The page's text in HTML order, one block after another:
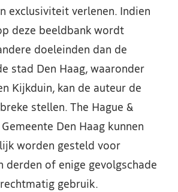
exclusiviteit verlenen. Indien
deze beeldbank wordt
doeleinden dan de
stad Den Haag, waaronder
Kijkduin, kan de auteur de
stellen. The Hague &
Den Haag kunnen
worden gesteld voor
derden of enige gevolgschade
gebruik.